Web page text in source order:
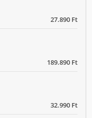
27.890 Ft
189.890 Ft
32.990 Ft